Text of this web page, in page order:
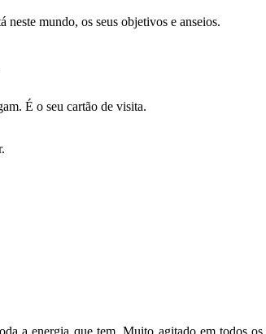
mundo, os seus objetivos e anseios.
É o seu cartão de visita.
a energia que tem. Muito agitado em todos